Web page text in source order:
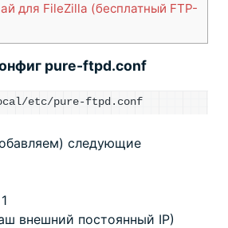
для FileZilla (бесплатный FTP-
pure-ftpd.conf
etc/pure-ftpd.conf
следующие
внешний постоянный IP)